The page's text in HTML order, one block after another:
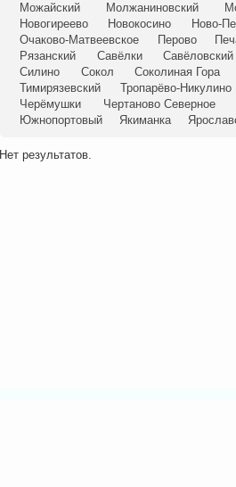
Можайский
Молжаниновский
Новогиреево
Новокосино Ново-
Очаково-Матвеевское
Перово
Рязанский
Савёлки Савёловский
Силино
Сокол Соколиная Гора
Тимирязевский
Тропарёво-Никулино
Черёмушки
Чертаново Северное
Южнопортовый
Якиманка
Нет результатов.